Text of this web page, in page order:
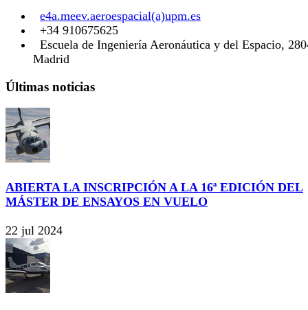
e4a.meev.aeroespacial(a)upm.es
+34 910675625
Escuela de Ingeniería Aeronáutica y del Espacio,
Madrid
Últimas noticias
ABIERTA LA INSCRIPCIÓN A LA 16ª EDICIÓN DEL
MÁSTER DE ENSAYOS EN VUELO
22 jul 2024